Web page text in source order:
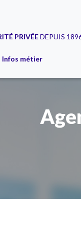
PRIVÉEDEPUIS
Infos métier